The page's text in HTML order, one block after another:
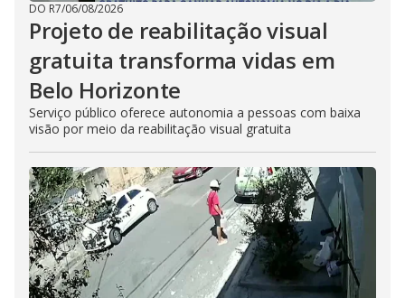
DO R7/06/08/2026
Projeto de reabilitação visual
gratuita transforma vidas em
Belo Horizonte
Serviço público oferece autonomia a pessoas com baixa
visão por meio da reabilitação visual gratuita